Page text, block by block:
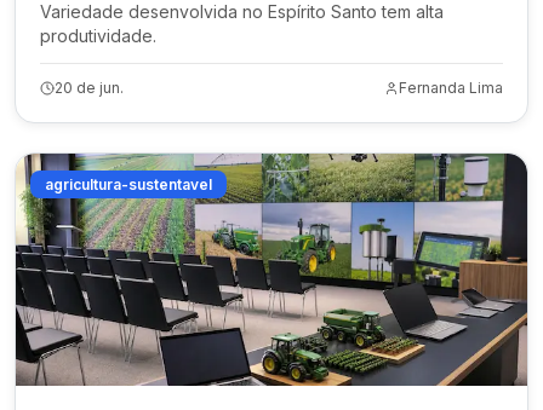
Variedade desenvolvida no Espírito Santo tem alta
produtividade.
20 de jun. Fernanda Lima
agricultura-sustentavel